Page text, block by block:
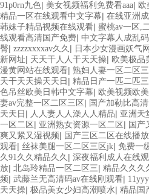
91p0rn九色| 美女视频福利免费看aaa|
精品一区在线观看中文字幕| 在线亚洲
韩妹子精品视频在线观看| 蜜桃av一区,
线观看高清国产免费| 中文字幕人成乱
臀| zzzzxxxxav久久 | 日本少女漫画妖气网
新网址| 天天干人人干天天操| 欧美极品
漫黄网站在线观看| 熟妇人妻一区二区
天干天天操天天日 | 精品日产一匹二匹
色吊丝欧美日韩中文字幕| 欧美视频欧
妻av完整一区二区三区 | 国产加勒比高
天天日 | 人人妻人人澡人人精品| 亚洲天
一区二区 | 亚洲熟女资源一区二区 | 国产
爽又紧又湿视频| 国产三区二区在线播放
观看| 丝袜美腿一区二区三区jk| 免费一
久91久久精品久久 | 深夜福利成人在线
放| 北岛玲精品一区二区三| 精品久久久
频| 武藤兰无高清码av在线刚观看|
天天操| 极品美女少妇高潮喷水| 精品国